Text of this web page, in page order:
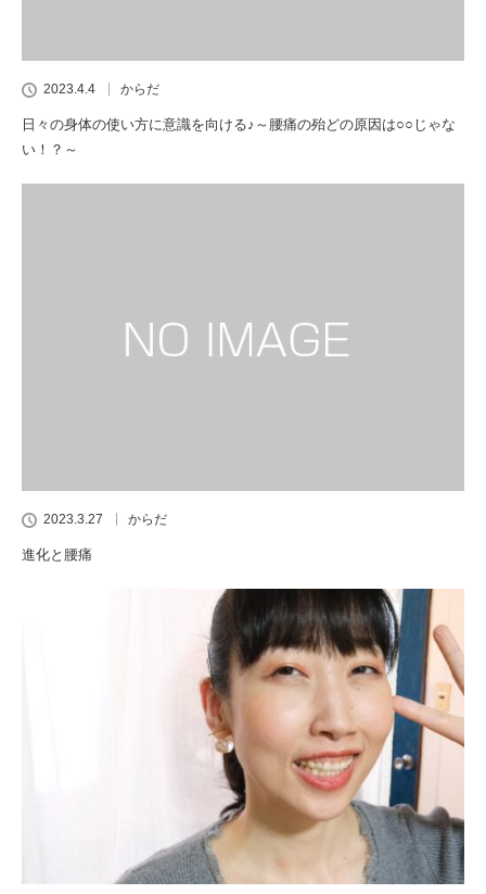
2023.4.4 からだ
日々の身体の使い方に意識を向ける♪～腰痛の殆どの原因は○○じゃな
い！？～
2023.3.27 からだ
進化と腰痛